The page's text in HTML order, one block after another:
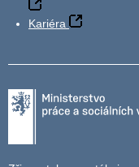
Kariéra